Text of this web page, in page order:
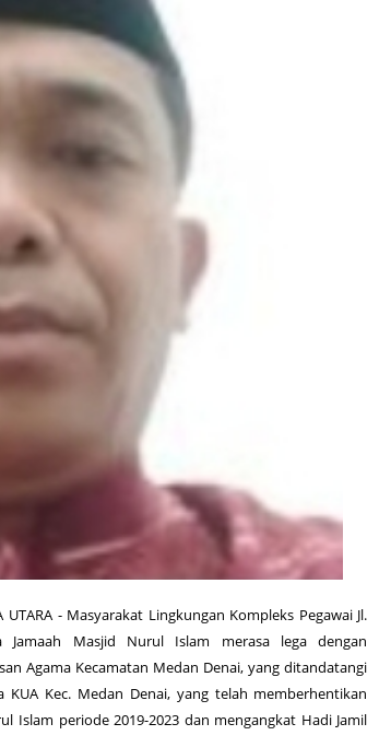
UTARA - Masyarakat Lingkungan Kompleks Pegawai Jl.
Masjid Nurul Islam merasa lega dengan
Agama Kecamatan Medan Denai, yang ditandatangi
KUA Kec. Medan Denai, yang telah memberhentikan
Islam periode 2019-2023 dan mengangkat Hadi Jamil